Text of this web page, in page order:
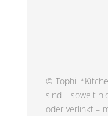
©
sind – soweit
oder verlinkt –